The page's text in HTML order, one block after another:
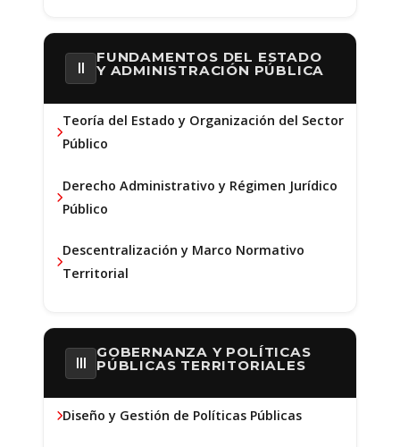
II
FUNDAMENTOS DEL ESTADO
Y ADMINISTRACIÓN PÚBLICA
Teoría del Estado y Organización del Sector
Público
Derecho Administrativo y Régimen Jurídico
Público
Descentralización y Marco Normativo
Territorial
III
GOBERNANZA Y POLÍTICAS
PÚBLICAS TERRITORIALES
Diseño y Gestión de Políticas Públicas